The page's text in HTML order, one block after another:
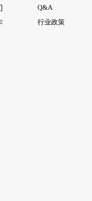
Q&A
行业政策